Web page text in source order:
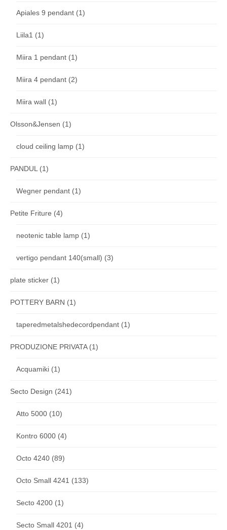
Apiales 9 pendant (1)
Liila1 (1)
Miira 1 pendant (1)
Miira 4 pendant (2)
Miira wall (1)
Olsson&Jensen (1)
cloud ceiling lamp (1)
PANDUL(1)
Wegner pendant (1)
Petite Friture (4)
neotenic table lamp (1)
vertigo pendant 140(small) (3)
plate sticker (1)
POTTERY BARN (1)
taperedmetalshedecordpendant (1)
PRODUZIONE PRIVATA(1)
Acquamiki (1)
Secto Design (241)
Atto 5000 (10)
Kontro 6000 (4)
Octo 4240 (89)
Octo Small 4241 (133)
Secto 4200 (1)
Secto Small 4201 (4)